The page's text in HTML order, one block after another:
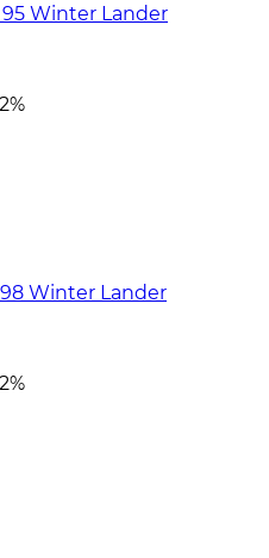
Winter Lander
Winter Lander